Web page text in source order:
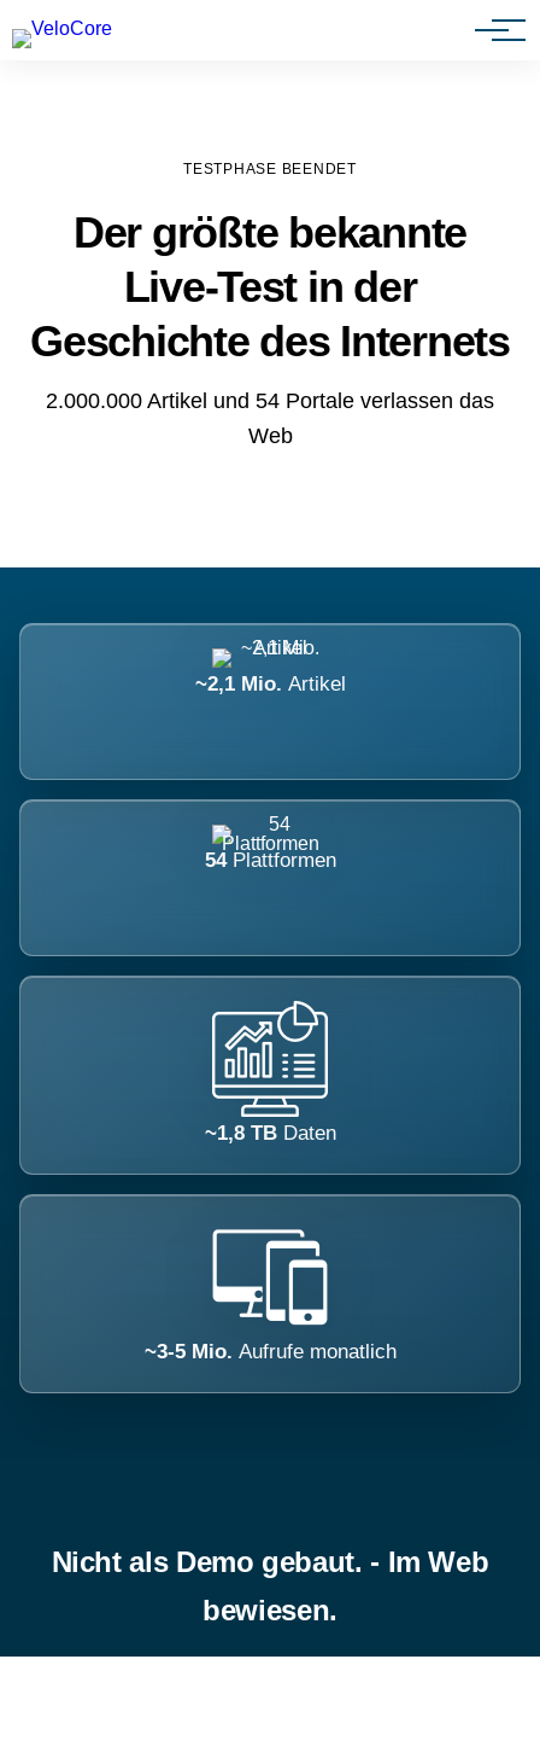
Agenturen & Webdesigner
TESTPHASE BEENDET
Der größte bekannte
Live-Test in der
Geschichte des Internets
2.000.000 Artikel und 54 Portale verlassen das
Web
~2,1 Mio. Artikel
54 Plattformen
~1,8 TB Daten
~3-5 Mio. Aufrufe monatlich
Nicht als Demo gebaut. - Im Web
bewiesen.